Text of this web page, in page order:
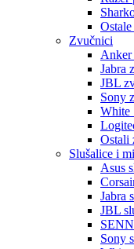
Zvučnici
Anker
Jabra
JBL
Sony
White
Ostali
Slušalice i
Asus
Jabra
JBL
Sony